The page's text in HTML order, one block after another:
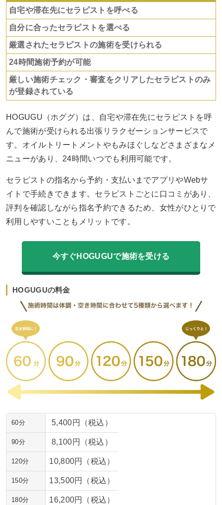
自宅や滞在先にセラピストを呼べる
自分に合ったセラピストを選べる
厳選されたセラピストの施術を受けられる
24時間施術予約が可能
厳しい施術チェック・審査をクリアしたセラピストのみ
が登録されている
HOGUGU（ホググ）は、自宅や滞在先にセラピストを呼
んで施術が受けられる出張リラクゼーションサービスで
す。オイルトリートメントやもみほぐしなどさまざまなメ
ニューがあり、24時間いつでも利用可能です。
セラピストの指名から予約・支払いまでアプリやWebサ
イトで手続きできます。セラピストごとに口コミがあり、
評判を確認しながら指名予約できるため、女性がひとりで
利用しやすいこともメリットです。
今すぐHOGUGUで施術を受ける
HOGUGUの料金
60分 5,400円（税込）
90分 8,100円（税込）
120分 10,800円（税込）
150分 13,500円（税込）
180分 16,200円（税込）